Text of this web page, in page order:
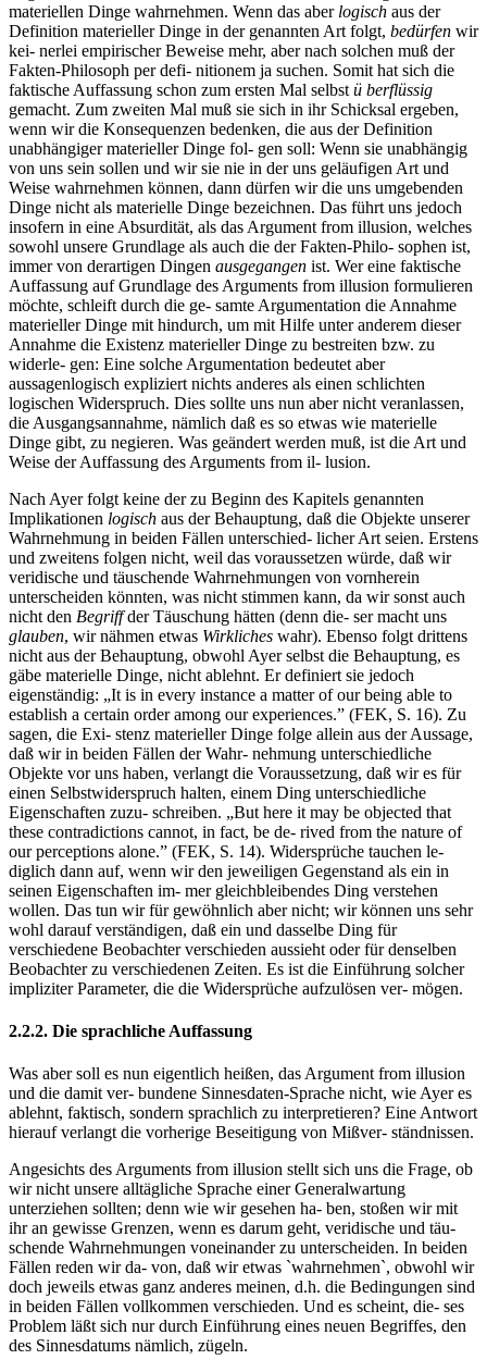
materiellen Dinge wahrnehmen. Wenn das aber logisch aus der
Definition materieller Dinge in der genannten Art folgt, bedürfen wir
kei- nerlei empirischer Beweise mehr, aber nach solchen muß der
Fakten-Philosoph per defi- nitionem ja suchen. Somit hat sich die
faktische Auffassung schon zum ersten Mal selbst ü berflüssig
gemacht. Zum zweiten Mal muß sie sich in ihr Schicksal ergeben,
wenn wir die Konsequenzen bedenken, die aus der Definition
unabhängiger materieller Dinge fol- gen soll: Wenn sie unabhängig
von uns sein sollen und wir sie nie in der uns geläufigen Art und
Weise wahrnehmen können, dann dürfen wir die uns umgebenden
Dinge nicht als materielle Dinge bezeichnen. Das führt uns jedoch
insofern in eine Absurdität, als das Argument from illusion, welches
sowohl unsere Grundlage als auch die der Fakten-Philo- sophen ist,
immer von derartigen Dingen ausgegangen ist. Wer eine faktische
Auffassung auf Grundlage des Arguments from illusion formulieren
möchte, schleift durch die ge- samte Argumentation die Annahme
materieller Dinge mit hindurch, um mit Hilfe unter anderem dieser
Annahme die Existenz materieller Dinge zu bestreiten bzw. zu
widerle- gen: Eine solche Argumentation bedeutet aber
aussagenlogisch expliziert nichts anderes als einen schlichten
logischen Widerspruch. Dies sollte uns nun aber nicht veranlassen,
die Ausgangsannahme, nämlich daß es so etwas wie materielle
Dinge gibt, zu negieren. Was geändert werden muß, ist die Art und
Weise der Auffassung des Arguments from il- lusion.
Nach Ayer folgt keine der zu Beginn des Kapitels genannten
Implikationen logisch aus der Behauptung, daß die Objekte unserer
Wahrnehmung in beiden Fällen unterschied- licher Art seien. Erstens
und zweitens folgen nicht, weil das voraussetzen würde, daß wir
veridische und täuschende Wahrnehmungen von vornherein
unterscheiden könnten, was nicht stimmen kann, da wir sonst auch
nicht den Begriffder Täuschung hätten (denn die- ser macht uns
glauben, wir nähmen etwas Wirkliches wahr). Ebenso folgt drittens
nicht aus der Behauptung, obwohl Ayer selbst die Behauptung, es
gäbe materielle Dinge, nicht ablehnt. Er definiert sie jedoch
eigenständig: „It is in every instance a matter of our being able to
establish a certain order among our experiences.” (FEK, S. 16). Zu
sagen, die Exi- stenz materieller Dinge folge allein aus der Aussage,
daß wir in beiden Fällen der Wahr- nehmung unterschiedliche
Objekte vor uns haben, verlangt die Voraussetzung, daß wir es für
einen Selbstwiderspruch halten, einem Ding unterschiedliche
Eigenschaften zuzu- schreiben. „But here it may be objected that
these contradictions cannot, in fact, be de- rived from the nature of
our perceptions alone.” (FEK, S. 14). Widersprüche tauchen le-
diglich dann auf, wenn wir den jeweiligen Gegenstand als ein in
seinen Eigenschaften im- mer gleichbleibendes Ding verstehen
wollen. Das tun wir für gewöhnlich aber nicht; wir können uns sehr
wohl darauf verständigen, daß ein und dasselbe Ding für
verschiedene Beobachter verschieden aussieht oder für denselben
Beobachter zu verschiedenen Zeiten. Es ist die Einführung solcher
impliziter Parameter, die die Widersprüche aufzulösen ver- mögen.
2.2.2. Die sprachliche Auffassung
Was aber soll es nun eigentlich heißen, das Argument from illusion
und die damit ver- bundene Sinnesdaten-Sprache nicht, wie Ayer es
ablehnt, faktisch, sondern sprachlich zu interpretieren? Eine Antwort
hierauf verlangt die vorherige Beseitigung von Mißver- ständnissen.
Angesichts des Arguments from illusion stellt sich uns die Frage, ob
wir nicht unsere alltägliche Sprache einer Generalwartung
unterziehen sollten; denn wie wir gesehen ha- ben, stoßen wir mit
ihr an gewisse Grenzen, wenn es darum geht, veridische und täu-
schende Wahrnehmungen voneinander zu unterscheiden. In beiden
Fällen reden wir da- von, daß wir etwas `wahrnehmen`, obwohl wir
doch jeweils etwas ganz anderes meinen, d.h. die Bedingungen sind
in beiden Fällen vollkommen verschieden. Und es scheint, die- ses
Problem läßt sich nur durch Einführung eines neuen Begriffes, den
des Sinnesdatums nämlich, zügeln.